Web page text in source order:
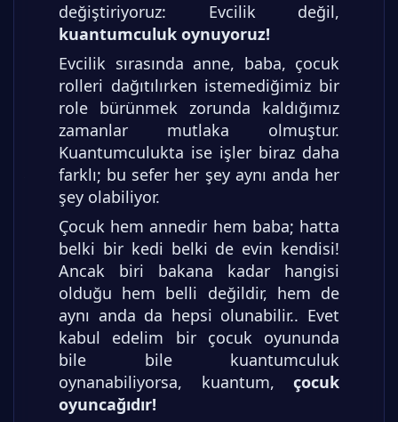
değiştiriyoruz: Evcilik değil,
kuantumculuk oynuyoruz!
Evcilik sırasında anne, baba, çocuk
rolleri dağıtılırken istemediğimiz bir
role bürünmek zorunda kaldığımız
zamanlar mutlaka olmuştur.
Kuantumculukta ise işler biraz daha
farklı; bu sefer her şey aynı anda her
şey olabiliyor.
Çocuk hem annedir hem baba; hatta
belki bir kedi belki de evin kendisi!
Ancak biri bakana kadar hangisi
olduğu hem belli değildir, hem de
aynı anda da hepsi olunabilir.. Evet
kabul edelim bir çocuk oyununda
bile bile kuantumculuk
oynanabiliyorsa, kuantum, çocuk
oyuncağıdır!